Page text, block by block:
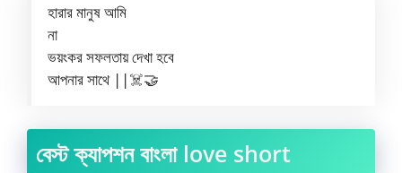
হারার মানুষ আমি
না
ভয়ংকর সফলতায় দেখা হবে
আপনার সাথে ||☠️🤝
বেস্ট ক্যাপশন বাংলা love short